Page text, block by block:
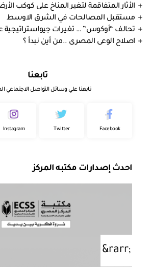
الأثار المتفاقمة لتغير المناخ على كوكب الأرض
مستقبل المصالحات في الشرق الاوسط
تحالف “أوكوس” … تغيرات جيواستراتيجية
اصلاح الوعى المصرى ..من أين نبدأ ؟
تابعنا
تابعنا علي وسائل التواصل الاجتماعي
Facebook
Twitter
Instagram
احدث إصدارات مكتبه المركز